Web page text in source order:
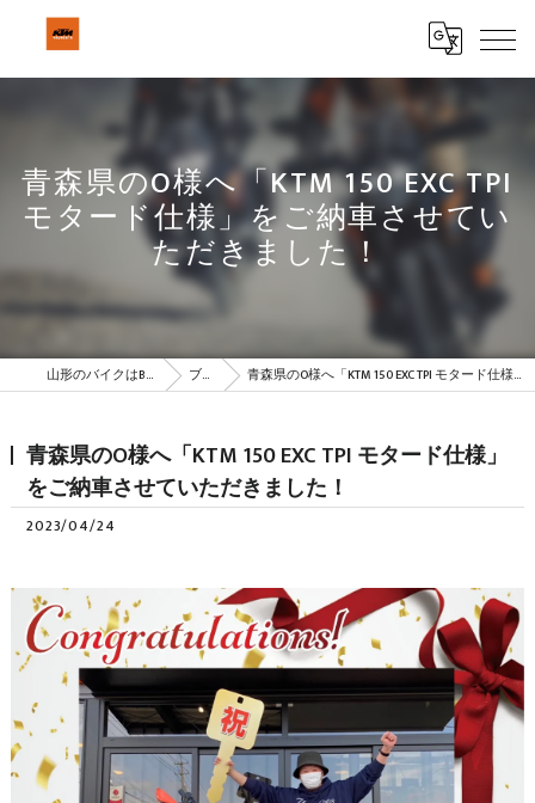
青森県のO様へ「KTM 150 EXC TPI
モタード仕様」をご納車させてい
ただきました！
山形のバイクはBeSTAR株式会社 ブログ 青森県のO様へ「KTM 150 EXC TPI モタード仕様」をご納車させていただきました！
青森県のO様へ「KTM 150 EXC TPI モタード仕様」
をご納車させていただきました！
2023/04/24